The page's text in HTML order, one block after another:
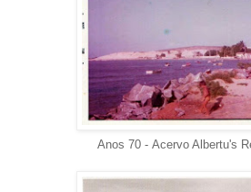
Anos 70 - Acervo Albertu's